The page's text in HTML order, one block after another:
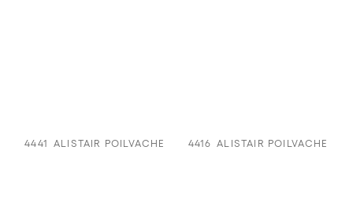
4441 ALISTAIR POILVACHE 4416 ALISTAIR POILVACHE